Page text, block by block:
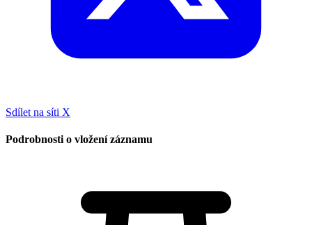
Sdílet na síti X
Podrobnosti o vložení záznamu